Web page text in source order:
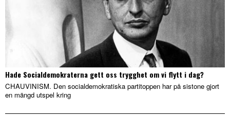
Hade Socialdemokraterna gett oss trygghet om vi flytt i dag?
CHAUVINISM. Den socialdemokratiska partitoppen har på sistone gjort
en mängd utspel kring